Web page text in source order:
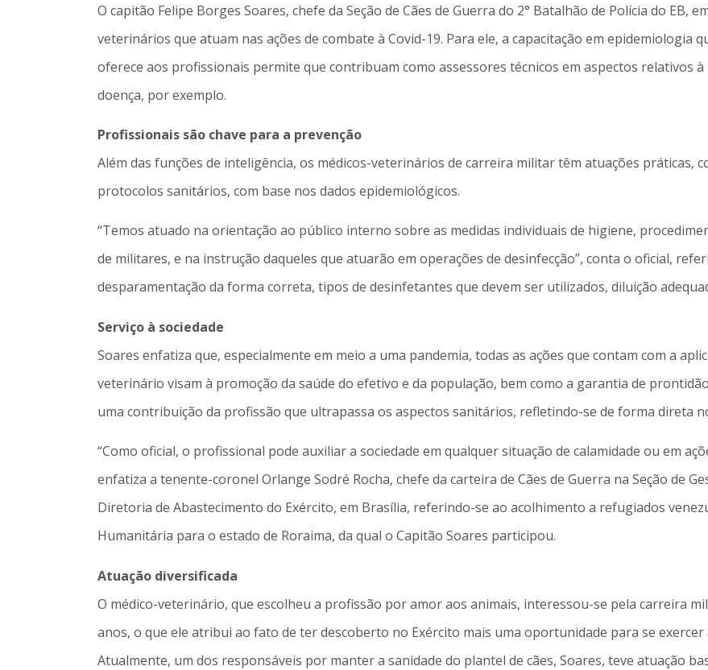
O capitão Felipe Borges Soares, chefe da Seção de Cães de Guerra do 2° Batalhão de Polícia do EB,
veterinários que atuam nas ações de combate à Covid-19. Para ele, a capacitação em epidemiologia
oferece aos profissionais permite que contribuam como assessores técnicos em aspectos relativos
doença, por exemplo.
Profissionais são chave para a prevenção
Além das funções de inteligência, os médicos-veterinários de carreira militar têm atuações práticas,
protocolos sanitários, com base nos dados epidemiológicos.
“Temos atuado na orientação ao público interno sobre as medidas individuais de higiene,
de militares, e na instrução daqueles que atuarão em operações de desinfecção”, conta o oficial,
desparamentação da forma correta, tipos de desinfetantes que devem ser utilizados, diluição
Serviço à sociedade
Soares enfatiza que, especialmente em meio a uma pandemia, todas as ações que contam com a
veterinário visam à promoção da saúde do efetivo e da população, bem como a garantia de
uma contribuição da profissão que ultrapassa os aspectos sanitários, refletindo-se de forma direta
“Como oficial, o profissional pode auxiliar a sociedade em qualquer situação de calamidade ou em
enfatiza a tenente-coronel Orlange Sodré Rocha, chefe da carteira de Cães de Guerra na Seção de
Diretoria de Abastecimento do Exército, em Brasília, referindo-se ao acolhimento a refugiados
Humanitária para o estado de Roraima, da qual o Capitão Soares participou.
Atuação diversificada
O médico-veterinário, que escolheu a profissão por amor aos animais, interessou-se pela carreira
anos, o que ele atribui ao fato de ter descoberto no Exército mais uma oportunidade para se
Atualmente, um dos responsáveis por manter a sanidade do plantel de cães, Soares, teve atuação